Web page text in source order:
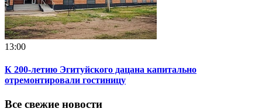
13:00
К 200-летию Эгитуйского дацана капитально
отремонтировали гостиницу
Все свежие новости